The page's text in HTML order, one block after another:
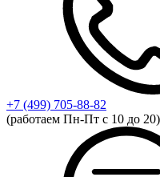
+7 (499) 705-88-82
(работаем Пн-Пт с 10 до 20)